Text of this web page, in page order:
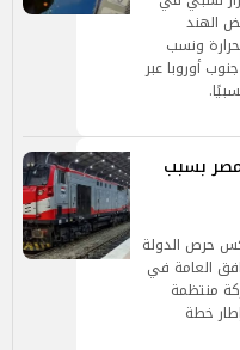
الهند
ونسب
أوروبا عبر
بسبب
حرص الدولة
العامة في
منتظمة
خطة